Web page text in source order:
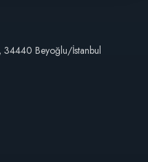
34440 Beyoğlu/İstanbul